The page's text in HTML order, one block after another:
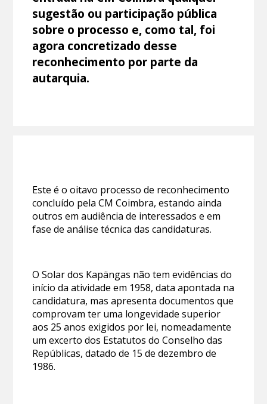
sugestão ou participação pública
sobre o processo e, como tal, foi
agora concretizado desse
reconhecimento por parte da
autarquia.
Este é o oitavo processo de reconhecimento
concluído pela CM Coimbra, estando ainda
outros em audiência de interessados e em
fase de análise técnica das candidaturas.
O Solar dos Kapängas não tem evidências do
início da atividade em 1958, data apontada na
candidatura, mas apresenta documentos que
comprovam ter uma longevidade superior
aos 25 anos exigidos por lei, nomeadamente
um excerto dos Estatutos do Conselho das
Repúblicas, datado de 15 de dezembro de
1986.